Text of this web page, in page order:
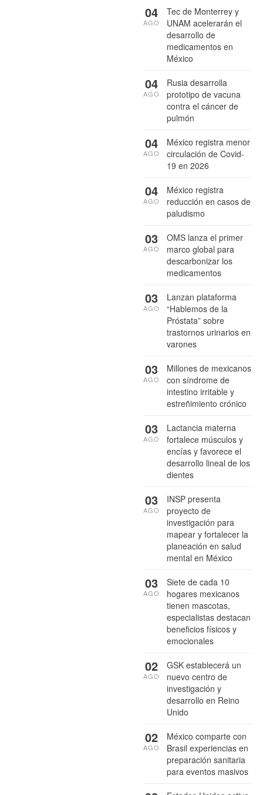
Tec de Monterrey y
UNAM acelerarán el
desarrollo de
medicamentos en
México
04
AGO
Rusia desarrolla
prototipo de vacuna
contra el cáncer de
pulmón
04
AGO
México registra menor
circulación de Covid-
19 en 2026
04
AGO
México registra
reducción en casos de
paludismo
04
AGO
OMS lanza el primer
marco global para
descarbonizar los
medicamentos
03
AGO
Lanzan plataforma
“Hablemos de la
Próstata” sobre
trastornos urinarios en
varones
03
AGO
Millones de mexicanos
con síndrome de
intestino irritable y
estreñimiento crónico
03
AGO
Lactancia materna
fortalece músculos y
encías y favorece el
desarrollo lineal de los
dientes
03
AGO
INSP presenta
proyecto de
investigación para
mapear y fortalecer la
planeación en salud
mental en México
03
AGO
Siete de cada 10
hogares mexicanos
tienen mascotas,
especialistas destacan
beneficios físicos y
emocionales
03
AGO
GSK establecerá un
nuevo centro de
investigación y
desarrollo en Reino
Unido
02
AGO
México comparte con
Brasil experiencias en
preparación sanitaria
para eventos masivos
02
AGO